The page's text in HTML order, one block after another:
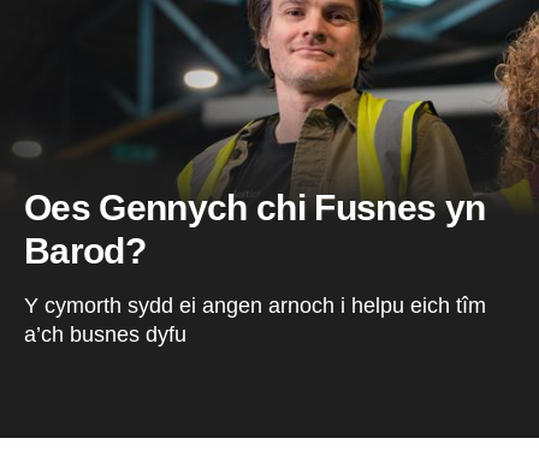
Oes Gennych chi Fusnes yn
Barod?
Y cymorth sydd ei angen arnoch i helpu eich tîm
a’ch busnes dyfu